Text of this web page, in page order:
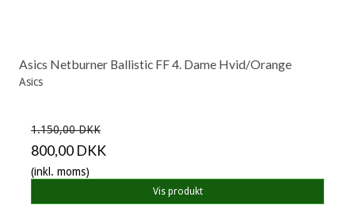
Asics Netburner Ballistic FF 4. Dame Hvid/Orange
Asics
1.150,00 DKK
800,00 DKK
(inkl. moms)
Vis produkt